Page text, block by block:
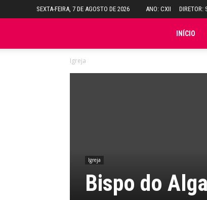
SEXTA-FEIRA, 7 DE AGOSTO DE 2026 ANO: CXII DIRETOR:
INÍCIO
Igreja
Igreja
Bispo do